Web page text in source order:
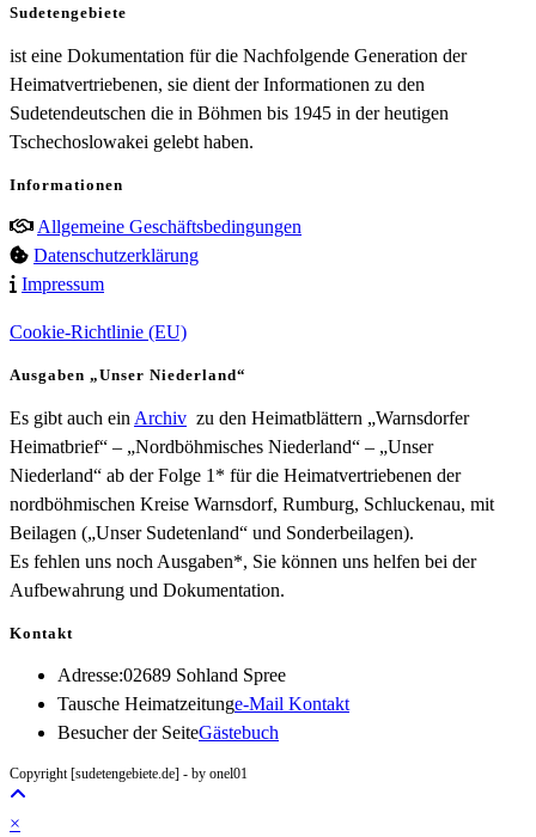
Sudetengebiete
ist eine Dokumentation für die Nachfolgende Generation der
Heimatvertriebenen, sie dient der Informationen zu den
Sudetendeutschen die in Böhmen bis 1945 in der heutigen
Tschechoslowakei gelebt haben.
Informationen
Allgemeine Geschäftsbedingungen
Datenschutzerklärung
Impressum
Cookie-Richtlinie (EU)
Ausgaben „Unser Niederland“
Es gibt auch ein Archiv zu den Heimatblättern „Warnsdorfer
Heimatbrief“ – „Nordböhmisches Niederland“ – „Unser
Niederland“ ab der Folge 1* für die Heimatvertriebenen der
nordböhmischen Kreise Warnsdorf, Rumburg, Schluckenau, mit
Beilagen („Unser Sudetenland“ und Sonderbeilagen).
Es fehlen uns noch Ausgaben*, Sie können uns helfen bei der
Aufbewahrung und Dokumentation.
Kontakt
Adresse:02689 Sohland Spree
Tausche Heimatzeitunge-Mail KontaktOpens
Besucher der SeiteGästebuch
Copyright [sudetengebiete.de] - by onel01
×